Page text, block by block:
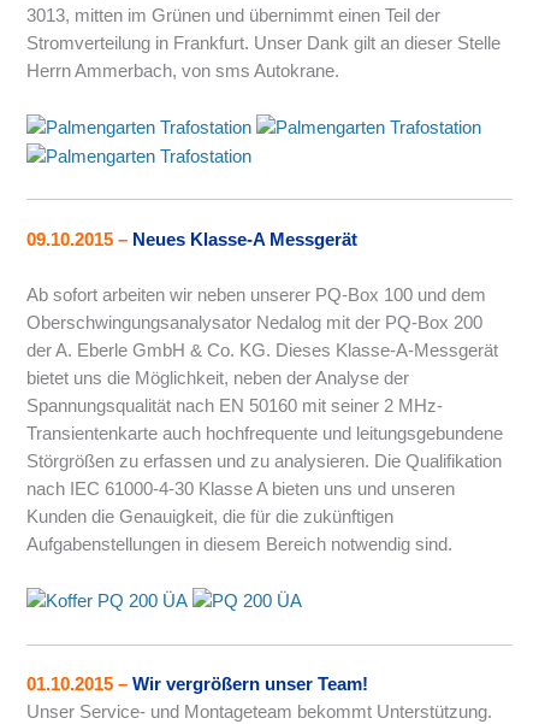
3013, mitten im Grünen und übernimmt einen Teil der
Stromverteilung in Frankfurt. Unser Dank gilt an dieser Stelle
Herrn Ammerbach, von sms Autokrane.
09.10.2015– Neues Klasse-A Messgerät
Ab sofort arbeiten wir neben unserer PQ-Box 100 und dem
Oberschwingungsanalysator Nedalog mit der PQ-Box 200
der A. Eberle GmbH & Co. KG. Dieses Klasse-A-Messgerät
bietet uns die Möglichkeit, neben der Analyse der
Spannungsqualität nach EN 50160 mit seiner 2 MHz-
Transientenkarte auch hochfrequente und leitungsgebundene
Störgrößen zu erfassen und zu analysieren. Die Qualifikation
nach IEC 61000-4-30 Klasse A bieten uns und unseren
Kunden die Genauigkeit, die für die zukünftigen
Aufgabenstellungen in diesem Bereich notwendig sind.
01.10.2015 – Wir vergrößern unser Team!
Unser Service- und Montageteam bekommt Unterstützung.